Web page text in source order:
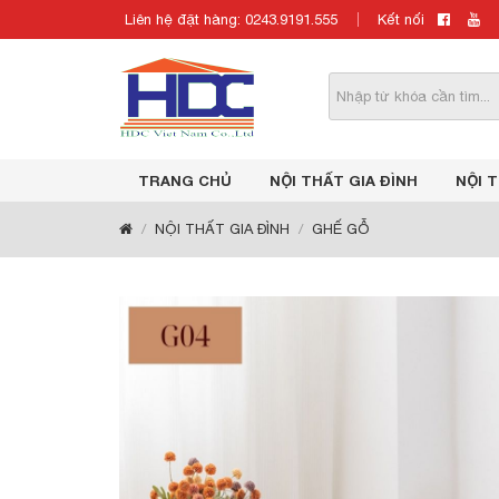
Liên hệ đặt hàng: 0243.9191.555 Kết nối
TRANG CHỦ NỘI THẤT GIA ĐÌNH NỘI
NỘI THẤT GIA ĐÌNH GHẾ GỖ